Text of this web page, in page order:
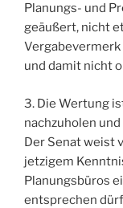
Planungs- und
geäußert, nicht
und damit nicht
3. Die Wertung
nachzuholen
Der Senat weist
jetzigem
Planungsbüros
entsprechen